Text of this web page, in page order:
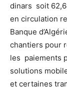
dinars soit
en circulation
Banque
chantiers pour
les paiements
solutions
et certaines